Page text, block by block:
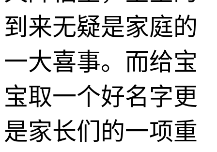
到来无疑是家庭的
一大喜事。而给宝
宝取一个好名字更
是家长们的一项重